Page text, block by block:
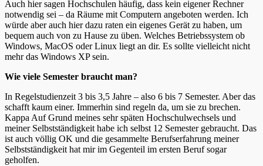
Auch hier sagen Hochschulen häufig, dass kein eigener Rechner
notwendig sei – da Räume mit Computern angeboten werden. Ich
würde aber auch hier dazu raten ein eigenes Gerät zu haben, um
bequem auch von zu Hause zu üben. Welches Betriebssystem ob
Windows, MacOS oder Linux liegt an dir. Es sollte vielleicht nicht
mehr das Windows XP sein.
Wie viele Semester braucht man?
In Regelstudienzeit 3 bis 3,5 Jahre – also 6 bis 7 Semester. Aber das
schafft kaum einer. Immerhin sind regeln da, um sie zu brechen.
Kappa Auf Grund meines sehr späten Hochschulwechsels und
meiner Selbstständigkeit habe ich selbst 12 Semester gebraucht. Das
ist auch völlig OK und die gesammelte Berufserfahrung meiner
Selbstständigkeit hat mir im Gegenteil im ersten Beruf sogar
geholfen.